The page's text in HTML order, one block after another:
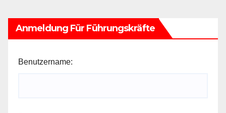
Anmeldung Für Führungskräfte
Benutzername: